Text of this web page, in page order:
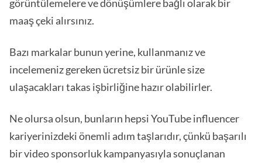
görüntülemelere ve dönüşümlere bağlı olarak bir
maaş çeki alırsınız.
Bazı markalar bunun yerine, kullanmanız ve
incelemeniz gereken ücretsiz bir ürünle size
ulaşacakları takas işbirliğine hazır olabilirler.
Ne olursa olsun, bunların hepsi YouTube influencer
kariyerinizdeki önemli adım taşlarıdır, çünkü başarılı
bir video sponsorluk kampanyasıyla sonuçlanan